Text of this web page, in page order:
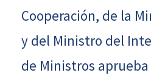
Cooperación, de la
y del Ministro del
de Ministros